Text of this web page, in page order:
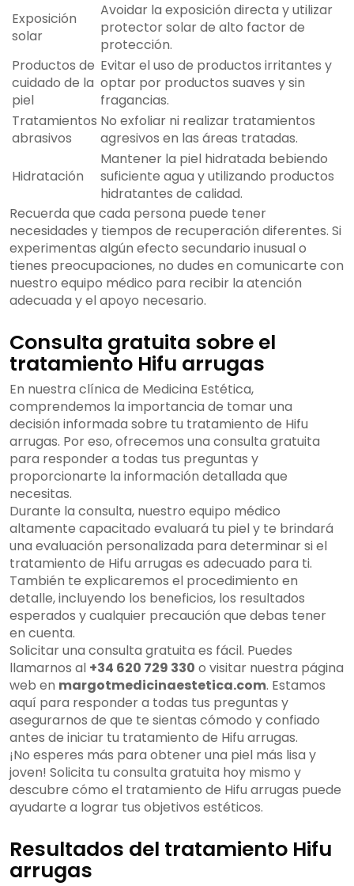
Exposición
solar
Avoidar la exposición directa y utilizar
protector solar de alto factor de
protección.
Productos de
cuidado de la
piel
Evitar el uso de productos irritantes y
optar por productos suaves y sin
fragancias.
Tratamientos
abrasivos
No exfoliar ni realizar tratamientos
agresivos en las áreas tratadas.
Hidratación
Mantener la piel hidratada bebiendo
suficiente agua y utilizando productos
hidratantes de calidad.
Recuerda que cada persona puede tener
necesidades y tiempos de recuperación diferentes. Si
experimentas algún efecto secundario inusual o
tienes preocupaciones, no dudes en comunicarte con
nuestro equipo médico para recibir la atención
adecuada y el apoyo necesario.
Consulta gratuita sobre el
tratamiento Hifu arrugas
En nuestra clínica de Medicina Estética,
comprendemos la importancia de tomar una
decisión informada sobre tu tratamiento de Hifu
arrugas. Por eso, ofrecemos una consulta gratuita
para responder a todas tus preguntas y
proporcionarte la información detallada que
necesitas.
Durante la consulta, nuestro equipo médico
altamente capacitado evaluará tu piel y te brindará
una evaluación personalizada para determinar si el
tratamiento de Hifu arrugas es adecuado para ti.
También te explicaremos el procedimiento en
detalle, incluyendo los beneficios, los resultados
esperados y cualquier precaución que debas tener
en cuenta.
Solicitar una consulta gratuita es fácil. Puedes
llamarnos al +34 620 729 330 o visitar nuestra página
web en margotmedicinaestetica.com. Estamos
aquí para responder a todas tus preguntas y
asegurarnos de que te sientas cómodo y confiado
antes de iniciar tu tratamiento de Hifu arrugas.
¡No esperes más para obtener una piel más lisa y
joven! Solicita tu consulta gratuita hoy mismo y
descubre cómo el tratamiento de Hifu arrugas puede
ayudarte a lograr tus objetivos estéticos.
Resultados del tratamiento Hifu
arrugas